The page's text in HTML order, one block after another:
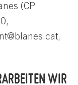
(CP
WIR